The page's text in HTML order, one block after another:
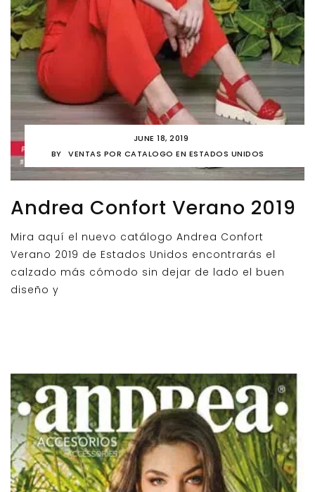
JUNE 18, 2019
BY
VENTAS POR CATALOGO EN ESTADOS UNIDOS
Andrea Confort Verano 2019
Mira aquí el nuevo catálogo Andrea Confort
Verano 2019 de Estados Unidos encontrarás el
calzado más cómodo sin dejar de lado el buen
diseño y